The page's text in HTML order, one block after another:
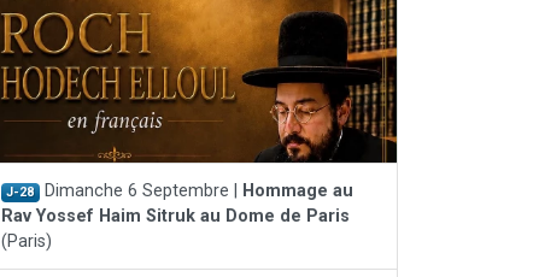
J-28 Dimanche 6 Septembre |
Hommage au
Rav Yossef Haim Sitruk au Dome de Paris
(Paris)